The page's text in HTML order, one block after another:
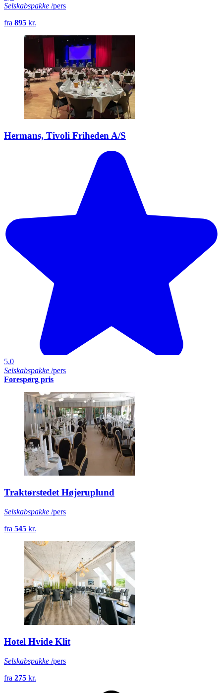
Selskabspakke /pers
fra 895 kr.
Hermans, Tivoli Friheden A/S
5,0
Selskabspakke /pers
Forespørg pris
Traktørstedet Højeruplund
Selskabspakke /pers
fra 545 kr.
Hotel Hvide Klit
Selskabspakke /pers
fra 275 kr.